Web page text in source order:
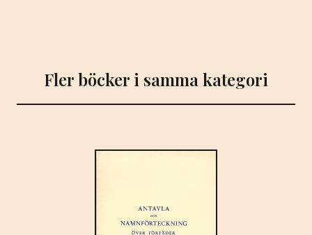
Fler böcker i samma kategori